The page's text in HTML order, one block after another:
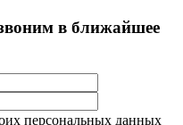
в ближайшее
персональных данных